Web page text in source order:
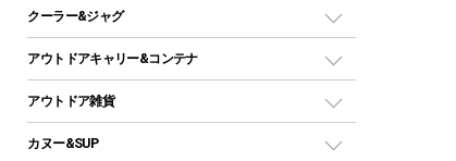
自立式タープ
パラソル
テントアクセサリー
ペグ
ヘッドライト
キャンドル
ガストーチ、ライター
卓上タイプグリル
パーティータイプグリル
鉄板、アミ
ホットサンドメーカー
クッカーセット
シェラカップ
ステンレスボトル
コップ付きタイプ
ワンタッチタイプ
プラスチックボトル
クーラー&ジャグ
クーラーボックス
クーラーバッグ
ウォータージャグ
アウトドアキャリー&コンテナ
アウトドアキャリー
アウトドア雑貨
バックパック&バッグ
カヌー&SUP